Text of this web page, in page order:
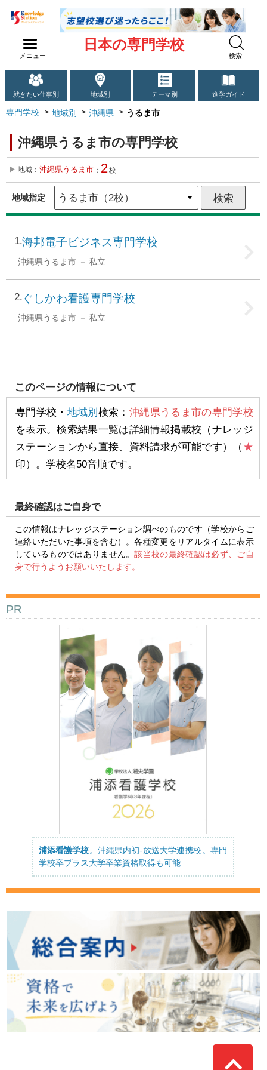
メニュー
日本の専門学校
検索
就きたい仕事別 地域別 テーマ別 進学ガイド
専門学校 地域別 沖縄県 うるま市
沖縄県うるま市の専門学校
地域： 沖縄県うるま市 ： 2 校
地域指定
1 海邦電子ビジネス専門学校
沖縄県うるま市 私立
2 ぐしかわ看護専門学校
沖縄県うるま市 私立
このページの情報について
専門学校・ 地域別 検索： 沖縄県うるま市の専門学校
を表示。検索結果一覧は詳細情報掲載校（ナレッジ
ステーションから直接、資料請求が可能です）（ ★
印）。学校名50音順です。
最終確認はご自身で
この情報はナレッジステーション調べのものです（学校からご
連絡いただいた事項を含む）。各種変更をリアルタイムに表示
しているものではありません。該当校の最終確認は必ず、ご自
身で行うようお願いいたします。
PR
浦添看護学校。沖縄県内初-放送大学連携校。専門
学校卒プラス大学卒業資格取得も可能